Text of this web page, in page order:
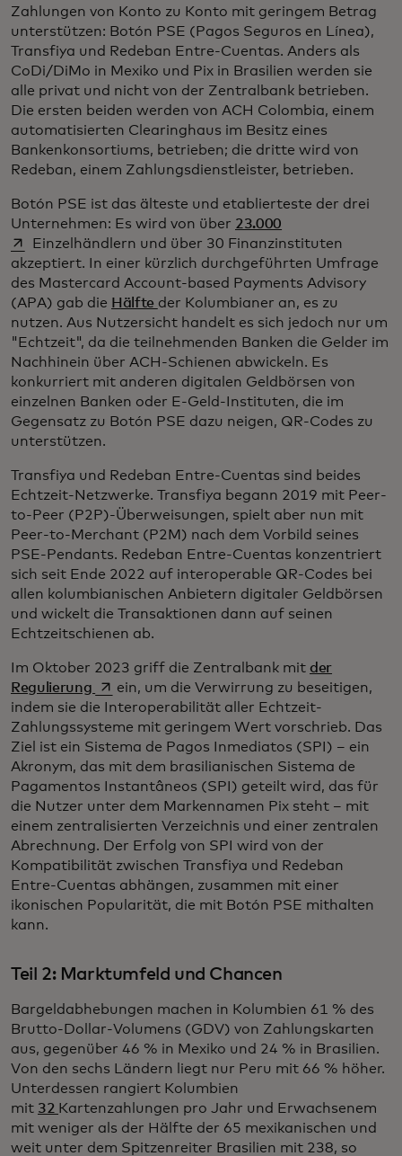
Zahlungen von Konto zu Konto mit geringem Betrag
unterstützen: Botón PSE (Pagos Seguros en Línea),
Transfiya und Redeban Entre-Cuentas. Anders als
CoDi/DiMo in Mexiko und Pix in Brasilien werden sie
alle privat und nicht von der Zentralbank betrieben.
Die ersten beiden werden von ACH Colombia, einem
automatisierten Clearinghaus im Besitz eines
Bankenkonsortiums, betrieben; die dritte wird von
Redeban, einem Zahlungsdienstleister, betrieben.
Botón PSE ist das älteste und etablierteste der drei
Unternehmen: Es wird von über 23.000
Einzelhändlern und über 30 Finanzinstituten
akzeptiert. In einer kürzlich durchgeführten Umfrage
des Mastercard Account-based Payments Advisory
(APA) gab die Hälfte der Kolumbianer an, es zu
nutzen. Aus Nutzersicht handelt es sich jedoch nur um
"Echtzeit", da die teilnehmenden Banken die Gelder im
Nachhinein über ACH-Schienen abwickeln. Es
konkurriert mit anderen digitalen Geldbörsen von
einzelnen Banken oder E-Geld-Instituten, die im
Gegensatz zu Botón PSE dazu neigen, QR-Codes zu
unterstützen.
Transfiya und Redeban Entre-Cuentas sind beides
Echtzeit-Netzwerke. Transfiya begann 2019 mit Peer-
to-Peer (P2P)-Überweisungen, spielt aber nun mit
Peer-to-Merchant (P2M) nach dem Vorbild seines
PSE-Pendants. Redeban Entre-Cuentas konzentriert
sich seit Ende 2022 auf interoperable QR-Codes bei
allen kolumbianischen Anbietern digitaler Geldbörsen
und wickelt die Transaktionen dann auf seinen
Echtzeitschienen ab.
Im Oktober 2023 griff die Zentralbank mit der
Regulierung
wird in einer neuen Registerkarte geöffnet
ein, um die Verwirrung zu beseitigen,
indem sie die Interoperabilität aller Echtzeit-
Zahlungssysteme mit geringem Wert vorschrieb. Das
Ziel ist ein Sistema de Pagos Inmediatos (SPI) – ein
Akronym, das mit dem brasilianischen Sistema de
Pagamentos Instantâneos (SPI) geteilt wird, das für
die Nutzer unter dem Markennamen Pix steht – mit
einem zentralisierten Verzeichnis und einer zentralen
Abrechnung. Der Erfolg von SPI wird von der
Kompatibilität zwischen Transfiya und Redeban
Entre-Cuentas abhängen, zusammen mit einer
ikonischen Popularität, die mit Botón PSE mithalten
kann.
Teil 2: Marktumfeld und Chancen
Bargeldabhebungen machen in Kolumbien 61 % des
Brutto-Dollar-Volumens (GDV) von Zahlungskarten
aus, gegenüber 46 % in Mexiko und 24 % in Brasilien.
Von den sechs Ländern liegt nur Peru mit 66 % höher.
Unterdessen rangiert Kolumbien
mit 32 Kartenzahlungen pro Jahr und Erwachsenem
mit weniger als der Hälfte der 65 mexikanischen und
weit unter dem Spitzenreiter Brasilien mit 238, so